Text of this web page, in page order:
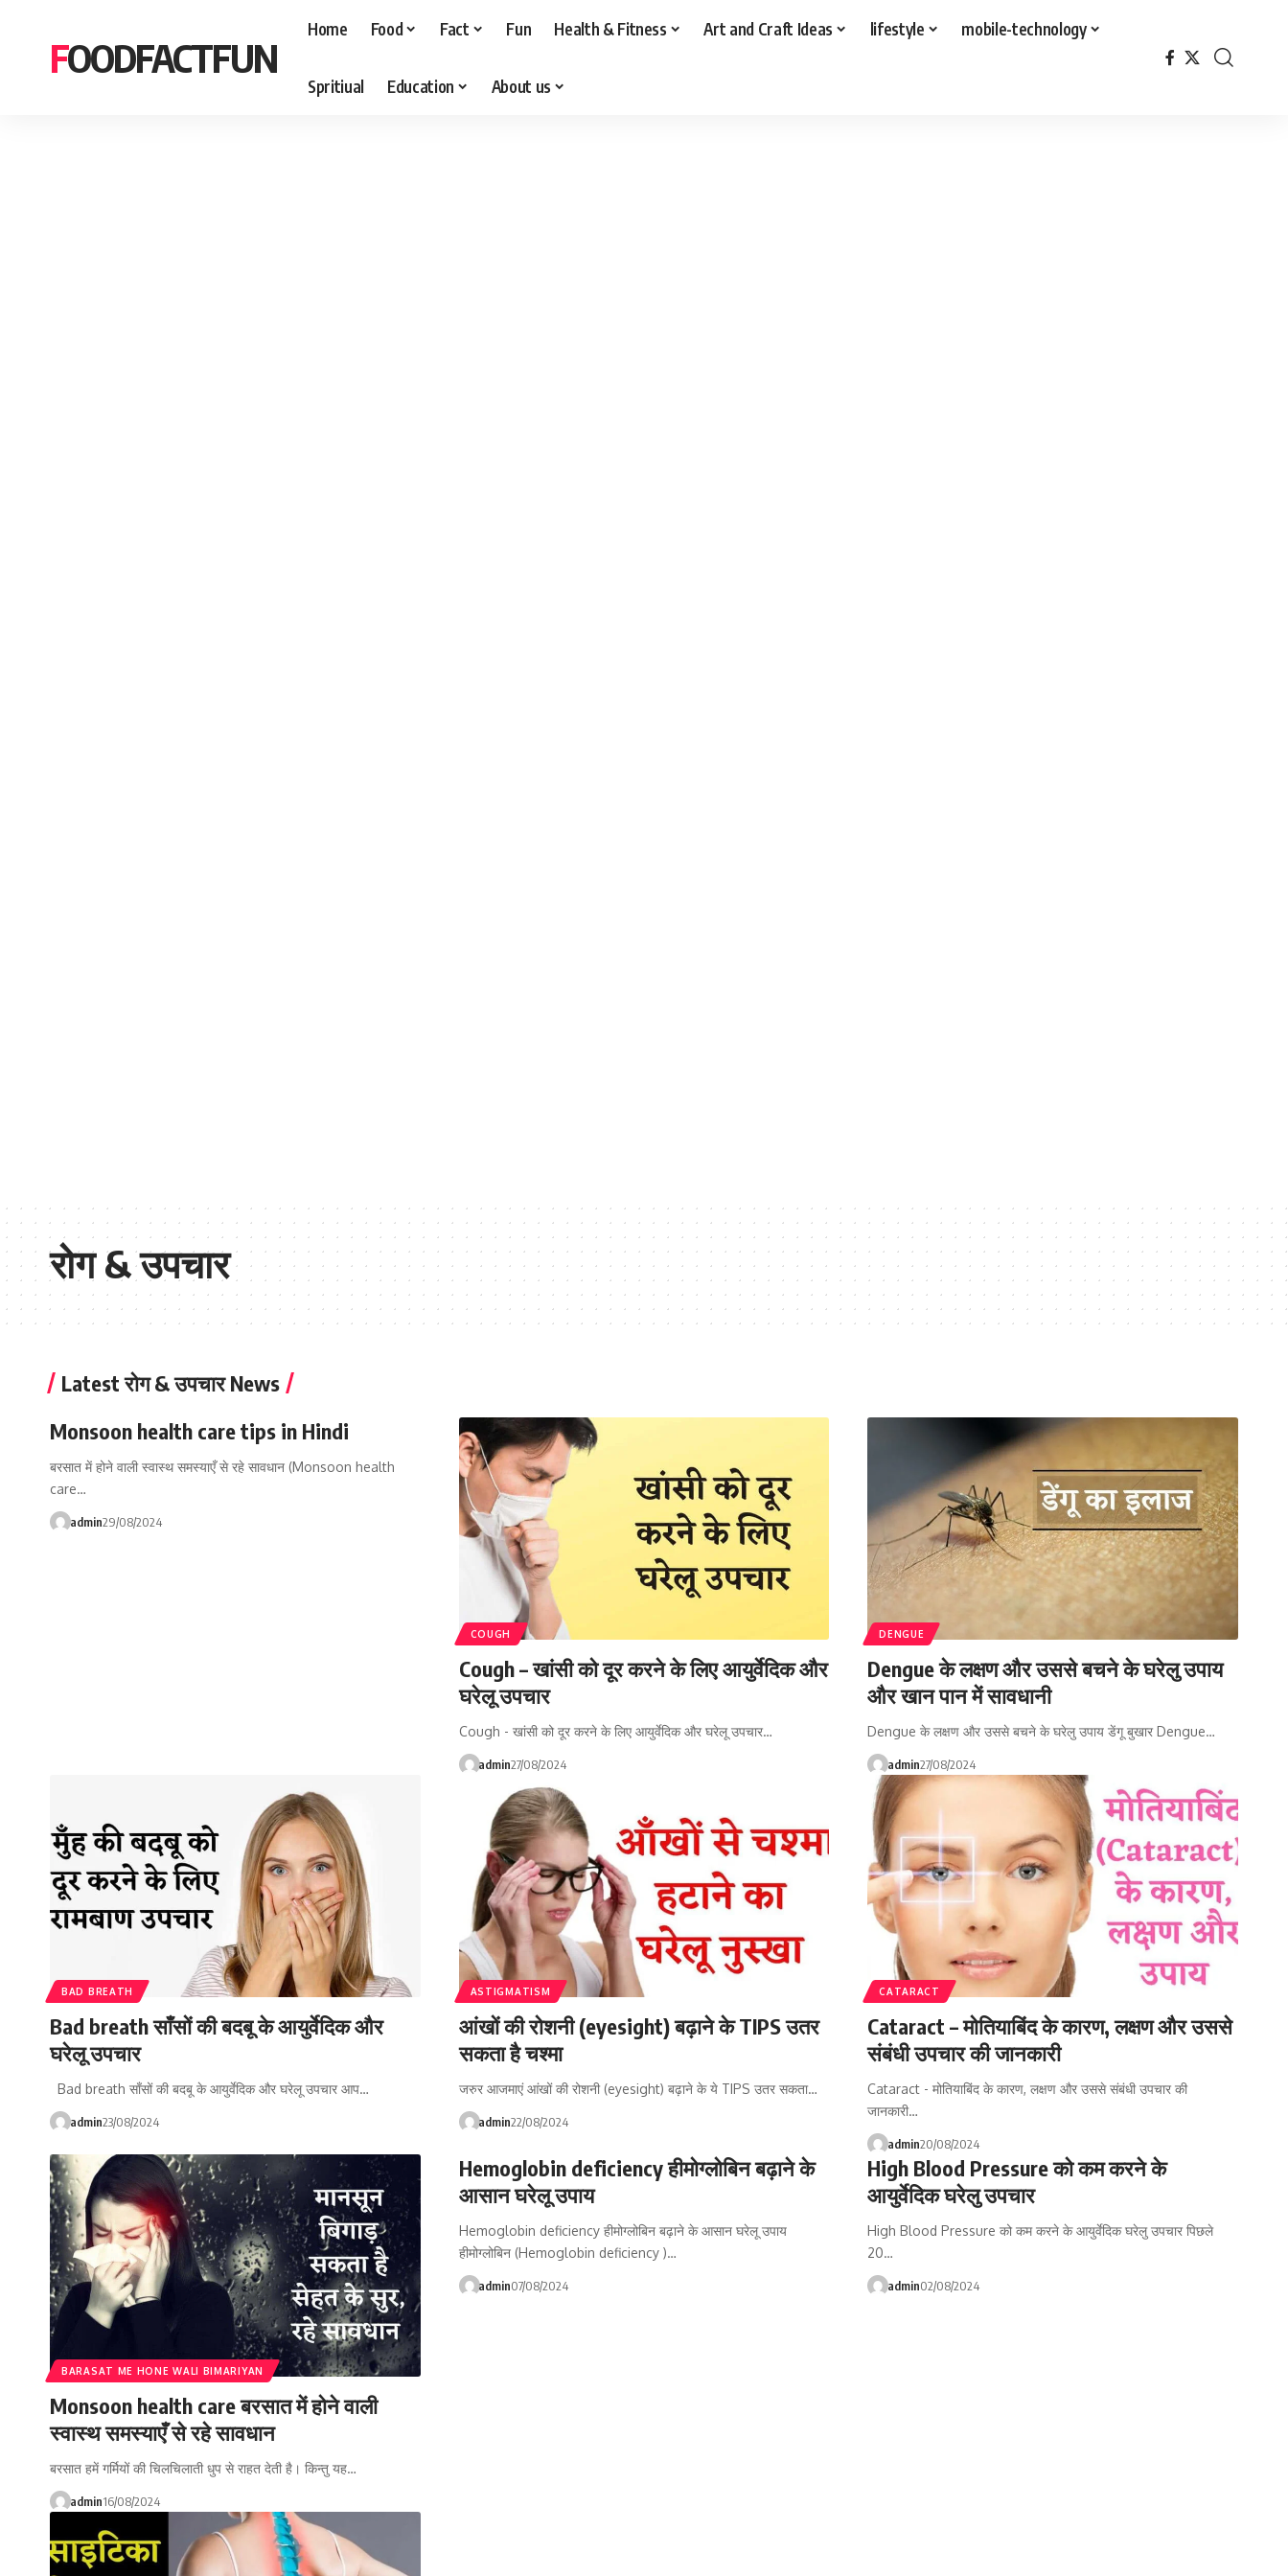
FOODFACTFUN
Home Food Fact Fun Health & Fitness Art and Craft Ideas lifestyle mobile-technology
Spritiual Education About us
रोग & उपचार
Latest रोग & उपचार News
Monsoon health care tips in Hindi
बरसात में होने वाली स्वास्थ समस्याएँ से रहे सावधान (Monsoon health
care…
admin29/08/2024
COUGH
Cough – खांसी को दूर करने के लिए आयुर्वेदिक और
घरेलू उपचार
Cough - खांसी को दूर करने के लिए आयुर्वेदिक और घरेलू उपचार…
admin27/08/2024
DENGUE
Dengue के लक्षण और उससे बचने के घरेलु उपाय
और खान पान में सावधानी
Dengue के लक्षण और उससे बचने के घरेलु उपाय डेंगू बुखार Dengue…
admin27/08/2024
BAD BREATH
Bad breath साँसों की बदबू के आयुर्वेदिक और
घरेलू उपचार
Bad breath साँसों की बदबू के आयुर्वेदिक और घरेलू उपचार आप…
admin23/08/2024
ASTIGMATISM
आंखों की रोशनी (eyesight) बढ़ाने के TIPS उतर
सकता है चश्मा
जरुर आजमाएं आंखों की रोशनी (eyesight) बढ़ाने के ये TIPS उतर सकता…
admin22/08/2024
CATARACT
Cataract – मोतियाबिंद के कारण, लक्षण और उससे
संबंधी उपचार की जानकारी
Cataract - मोतियाबिंद के कारण, लक्षण और उससे संबंधी उपचार की
जानकारी…
admin20/08/2024
BARASAT ME HONE WALI BIMARIYAN
Monsoon health care बरसात में होने वाली
स्वास्थ समस्याएँ से रहे सावधान
बरसात हमें गर्मियों की चिलचिलाती धुप से राहत देती है। किन्तु यह…
admin16/08/2024
Hemoglobin deficiency हीमोग्लोबिन बढ़ाने के
आसान घरेलू उपाय
Hemoglobin deficiency हीमोग्लोबिन बढ़ाने के आसान घरेलू उपाय
हीमोग्लोबिन (Hemoglobin deficiency )…
admin07/08/2024
High Blood Pressure को कम करने के
आयुर्वेदिक घरेलु उपचार
High Blood Pressure को कम करने के आयुर्वेदिक घरेलु उपचार पिछले
20…
admin02/08/2024